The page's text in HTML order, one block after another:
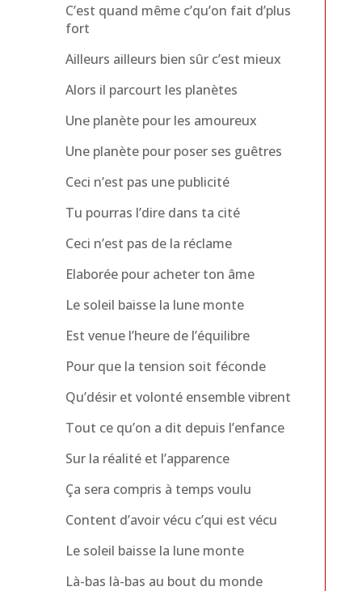
C’est quand même c’qu’on fait d’plus
fort
Ailleurs ailleurs bien sûr c’est mieux
Alors il parcourt les planètes
Une planète pour les amoureux
Une planète pour poser ses guêtres
Ceci n’est pas une publicité
Tu pourras l’dire dans ta cité
Ceci n’est pas de la réclame
Elaborée pour acheter ton âme
Le soleil baisse la lune monte
Est venue l’heure de l’équilibre
Pour que la tension soit féconde
Qu’désir et volonté ensemble vibrent
Tout ce qu’on a dit depuis l’enfance
Sur la réalité et l’apparence
Ça sera compris à temps voulu
Content d’avoir vécu c’qui est vécu
Le soleil baisse la lune monte
Là-bas là-bas au bout du monde